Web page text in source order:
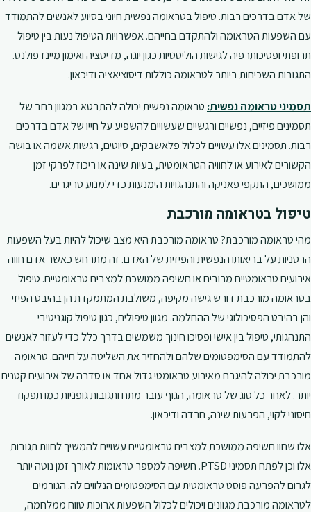
של אדם בדרכים רבות. טיפול בטראומה נפשית חיוני בסיוע לאנשים להתמודד
עם השפעות הטראומה ולהתקדם בחייהם. אפשרויות הטיפול נעות בין טיפול
תרופתי ופסיכותרפיה לגישות הוליסטיות כגון יוגה, מדיטציה ואימון מיינדפולנס.
התגובות השכיחות ביותר לטראומה כוללות דיסוציאציה ודיכאון.
תסמיני טראומה נפשית: טראומה נפשית יכולה להתבטא במגוון רחב של
תסמינים פיזיים, נפשיים ורגשיים שעשויים להשפיע על חייו של אדם בדרכים
רבות. תסמינים אלו עשויים לכלול פלאשבקים, סיוטים, רגשות אשמה או בושה
הקשורים לאירוע או לחוויה הטראומטית, בעיות שינה או ריכוז לפרקי זמן
ממושכים, התקפי פאניקה והתנהגויות הימנעות כדי למנוע טריגרים.
טיפול בטראומה מורכבת
מהי טראומה מורכבת? טראומה מורכבת היא מצב שיכול להיות בעל השפעות
הרסניות על בריאותו הנפשית והפיזית של האדם. זה מתרחש כאשר אדם חווה
אירועים טראומטיים מרובים או חשיפה ממושכת למצבים טראומטיים. טיפול
בטראומה מורכבת דורש גישה מקיפה, משולבת המתמקדת הן בהיבט הפיזי
והן בהיבט הפסיכולוגי של ההחלמה. מגוון טיפולים, כגון טיפול קוגניטיבי
התנהגותי, טיפול בין אישי ופסיכו חינוך משמשים בדרך כלל כדי לעזור לאנשים
להתמודד עם הסימפטומים שלהם ולהחזיר את השליטה על חייהם. טראומה
מורכבת יכולה להיגרם מאירוע טראומטי גדול אחד או סדרה של אירועים קטנים
יותר. לאחר כל סוג של טראומה, הגוף עובר מתח ותגובות גופניות כמו תפקוד
חיסוני לקוי, הפרעות שינה, חרדה ודיכאון.
אלו שחוו חשיפה ממושכת למצבים טראומטיים עשויים להמשיך לחוות תגובות
אלו וכן לפתח תסמיני PTSD. חשיפה למספר טראומות לאורך זמן נוטה יותר
לגרום להפרעה פוסט טראומטית עם הסימפטומים הנלווים לה. הגורמים
לטראומה מורכבת מגוונים ויכולים לכלול השפעות ארוכות טווח ממלחמה,